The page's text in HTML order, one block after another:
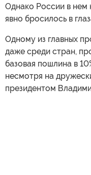
Однако России в нем
явно бросилось в
Одному из главных
даже среди стран,
базовая пошлина в
несмотря на
президентом